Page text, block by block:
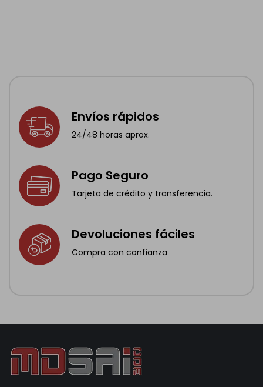
Envíos rápidos
24/48 horas aprox.
Pago Seguro
Tarjeta de crédito y transferencia.
Devoluciones fáciles
Compra con confianza